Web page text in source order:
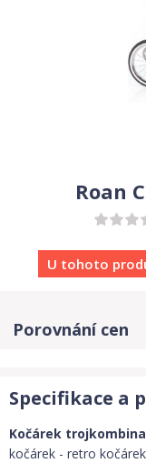
Roan
U tohoto
Porovnání cen
Specifikace a
Kočárek
kočárek - retro